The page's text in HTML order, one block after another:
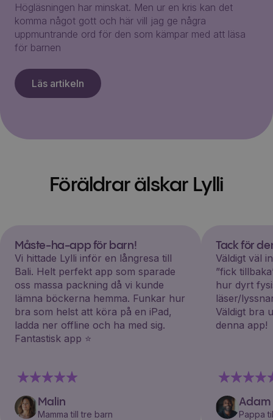
Högläsningen har minskat. Men ur en kris kan det
komma något gott och här vill jag ge några
uppmuntrande ord för den som kämpar med att läsa
för barnen
Läs artikeln
Föräldrar älskar Lylli
Måste-ha-app för barn!
Vi hittade Lylli inför en långresa till
Bali. Helt perfekt app som sparade
oss massa packning då vi kunde
lämna böckerna hemma. Funkar hur
bra som helst att köra på en iPad,
ladda ner offline och ha med sig.
Fantastisk app ⭐️
Malin
Mamma till tre barn
Tack för
Väldigt väl
”fick
hur dyrt
läser/
Väldigt bra
denna app!
Adam
Pappa